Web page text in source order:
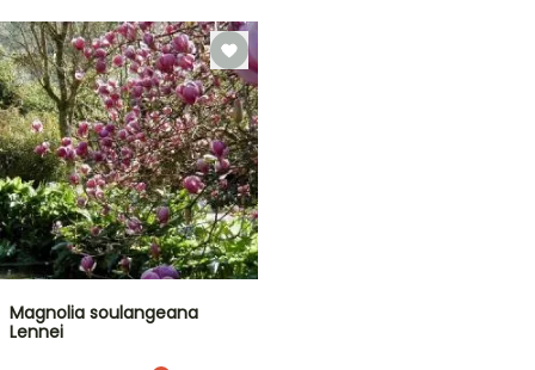
Magnolia soulangeana
Lennei